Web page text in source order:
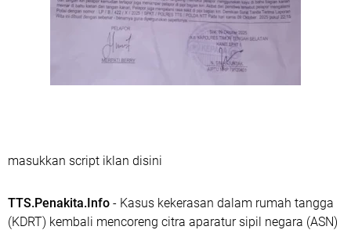
masukkan script iklan disini
TTS.Penakita.Info - Kasus kekerasan dalam rumah tangga
(KDRT) kembali mencoreng citra aparatur sipil negara (ASN)